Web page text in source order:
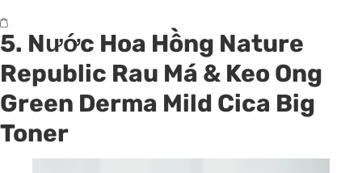
5. Nước Hoa Hồng Nature
Republic Rau Má & Keo Ong
Green Derma Mild Cica Big
Toner